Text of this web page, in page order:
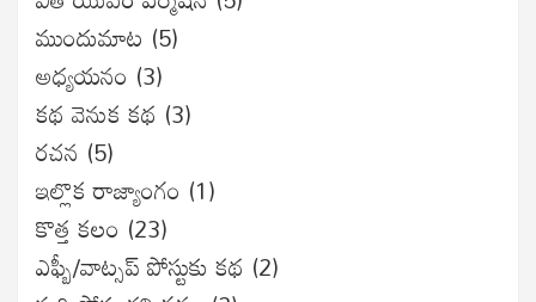
ముందుమాట (5)
అధ్యయనం (3)
కథ వెనుక కథ (3)
రచన (5)
ఇల్లొక రాజ్యాంగం (1)
కొత్త కలం (23)
ఎఫ్బీ/వాట్సప్ పోస్టుకు కథ (2)